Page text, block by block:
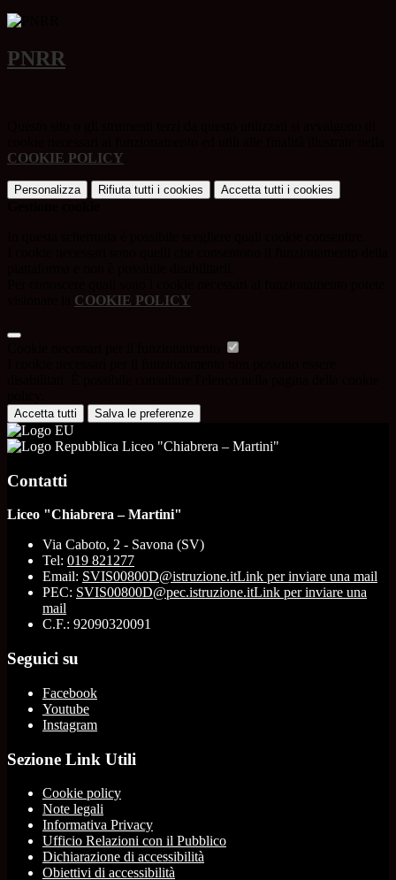
PNRR
COOKIE POLICY
Personalizza Rifiuta tutti i cookies Accetta tutti i cookies
COOKIE POLICY
Accetta tutti Salva le preferenze
Liceo "Chiabrera – Martini"
Contatti
Liceo "Chiabrera – Martini"
Via Caboto, 2 - Savona (SV)
Tel: 019 821277
Email: SVIS00800D@istruzione.itLink per inviare una mail
PEC: SVIS00800D@pec.istruzione.itLink per inviare una
mail
C.F.: 92090320091
Seguici su
Facebook
Youtube
Instagram
Sezione Link Utili
Cookie policy
Note legali
Informativa Privacy
Ufficio Relazioni con il Pubblico
Dichiarazione di accessibilità
Obiettivi di accessibilità